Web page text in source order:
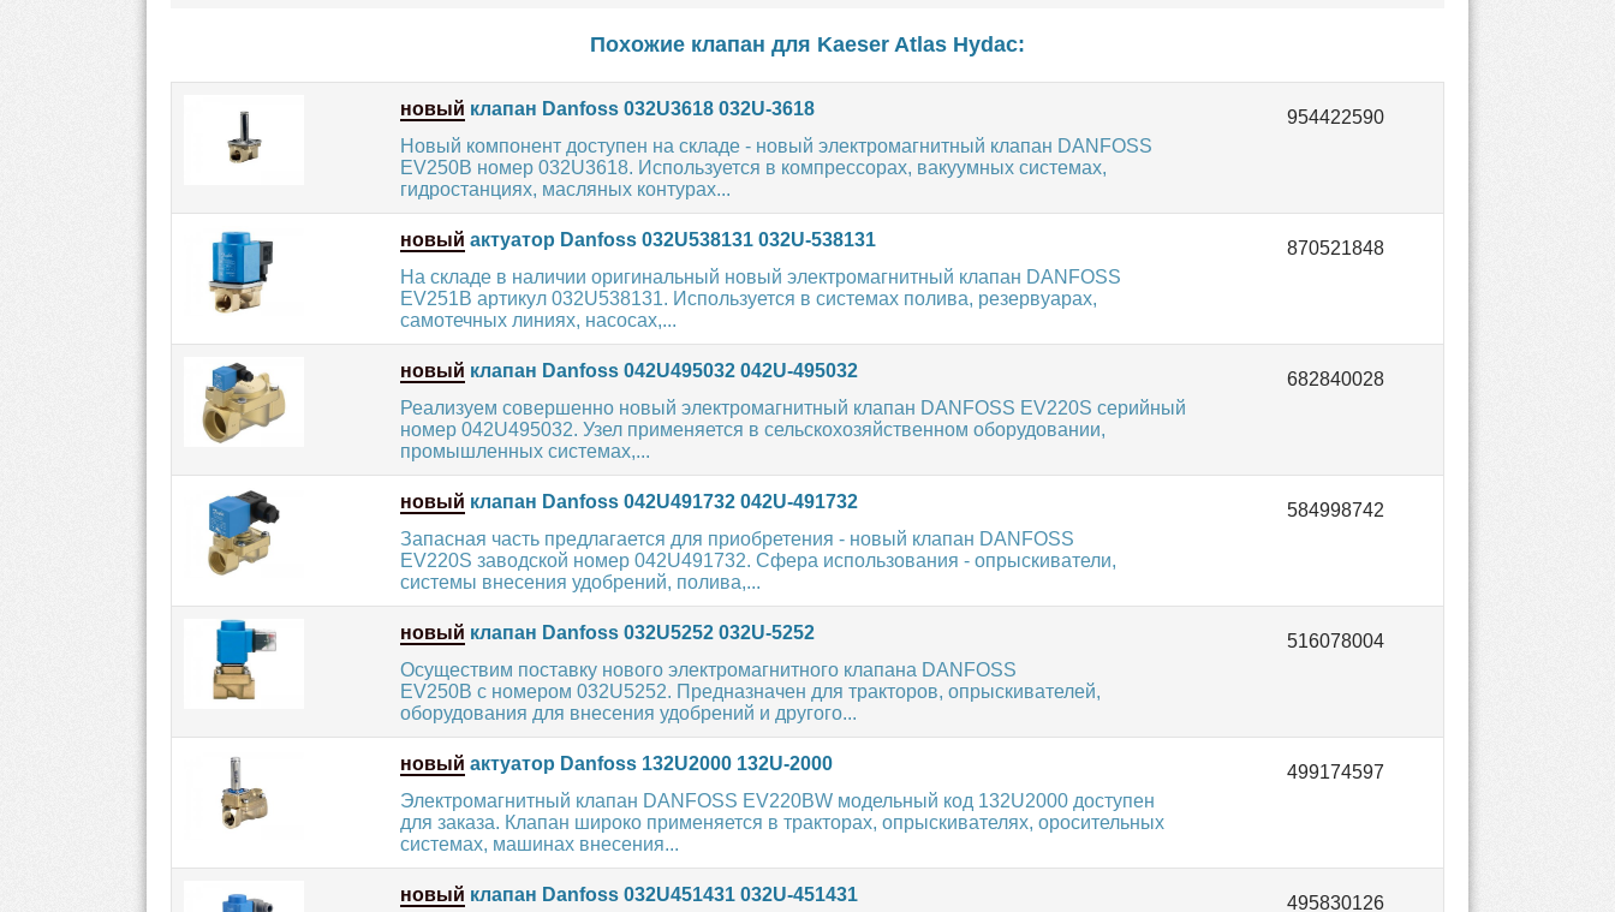
Похожие клапан для Kaeser Atlas Hydac:
новый клапан Danfoss 032U3618 032U-3618
Новый компонент доступен на складе - новый электромагнитный клапан DANFOSS
EV250B номер 032U3618. Используется в компрессорах, вакуумных системах,
гидростанциях, масляных контурах...
новый актуатор Danfoss 032U538131 032U-538131
На складе в наличии оригинальный новый электромагнитный клапан DANFOSS
EV251B артикул 032U538131. Используется в системах полива, резервуарах,
самотечных линиях, насосах,...
новый клапан Danfoss 042U495032 042U-495032
Реализуем совершенно новый электромагнитный клапан DANFOSS EV220S серийный
номер 042U495032. Узел применяется в сельскохозяйственном оборудовании,
промышленных системах,...
новый клапан Danfoss 042U491732 042U-491732
Запасная часть предлагается для приобретения - новый клапан DANFOSS
EV220S заводской номер 042U491732. Сфера использования - опрыскиватели,
системы внесения удобрений, полива,...
новый клапан Danfoss 032U5252 032U-5252
Осуществим поставку нового электромагнитного клапана DANFOSS
EV250B с номером 032U5252. Предназначен для тракторов, опрыскивателей,
оборудования для внесения удобрений и другого...
новый актуатор Danfoss 132U2000 132U-2000
Электромагнитный клапан DANFOSS EV220BW модельный код 132U2000 доступен
для заказа. Клапан широко применяется в тракторах, опрыскивателях, оросительных
системах, машинах внесения...
новый клапан Danfoss 032U451431 032U-451431